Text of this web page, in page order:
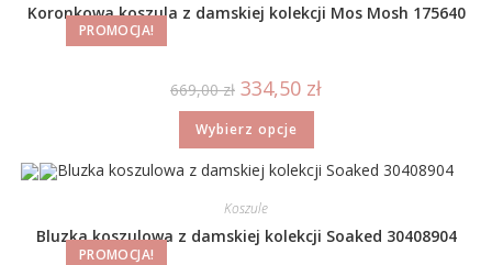
PROMOCJA!
Koronkowa koszula z damskiej kolekcji Mos Mosh 175640
669,00zł 334,50 zł
Wybierz opcje
PROMOCJA!
Koszule
Bluzka koszulowa z damskiej kolekcji Soaked 30408904